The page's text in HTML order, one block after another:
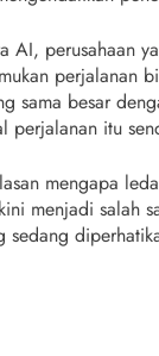
AI, perusahaan
perjalanan
sama besar
perjalanan itu
mengapa
menjadi salah
sedang